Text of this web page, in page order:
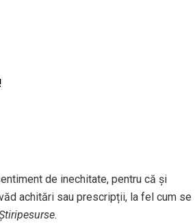
de inechitate, pentru că și
achitări sau prescripții, la fel cum se
.